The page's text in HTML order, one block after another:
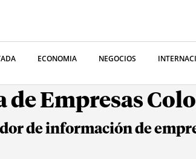
ECONOMIA NEGOCIOS
de Empresas
de información de